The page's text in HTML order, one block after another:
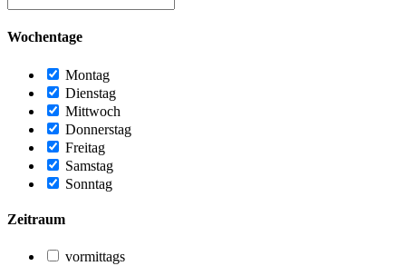
Wochentage
Montag
Dienstag
Mittwoch
Donnerstag
Freitag
Samstag
Sonntag
Zeitraum
vormittags